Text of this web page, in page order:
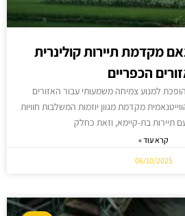
מקדמת תיירות קולינרית
הכפריים
הופכת למנוע צמיחה משמעותי עבור האזורים
מקדמת מגוון יוזמות המשלבות חוויות
תיירות בת-קיימא, וזאת כחלק
קרא עוד »
06/10/2025